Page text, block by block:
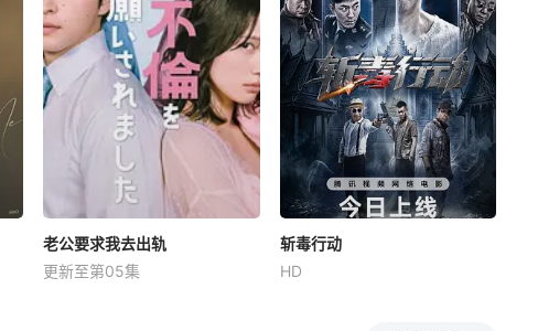
老公要求我去出轨
更新至第05集
斩毒行动
HD